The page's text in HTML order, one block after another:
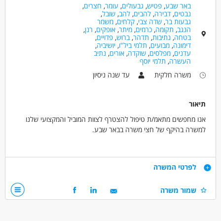
באר שבע,פטיש, גבעולים, עומר, חצרים,
נבטים,דבירה,להבים,להב,שובל,
גבעות בר,שדה צבי,קלחים,משמר
הנגב, תקומה,כרמים,מיתר,אופקים, רנן,
בטחה, נתיבות, תדהר,ברוש,פדויים,
דימונה,מבועים, תלמי ביל"ו,יושיביה,
עדנים,מפלסים,שוקדה,אורים, נתיב
העשרה, תלמי יוסף
משרה חלקית
עד שנה ניסיון
תיאור
אנו מחפשים מתאמ/ת טיפול להצטרף לצוות המוביל והמקצועי שלנו
למשרה בהיקף של חצי משרה בבאר שבע.
ליווי אישי של האנשים החיים בקהילה ומתמודדים עם אתגרים נפשיים,
הדרכת צוות מדריכים, בניית תוכניות שיקום ועבודה משותפת עם גורמים
תינתן הדרכה מקצועית קבועה.
דרישות
תואר ראשון בעבודה סוציאלית/ תואר ראשון בריפוי ועיסוק/ סטודנטים
בשנה ג' לתואר בעבודה סוציאלית – חובה!
לפרטי המשרה
שמור משרה